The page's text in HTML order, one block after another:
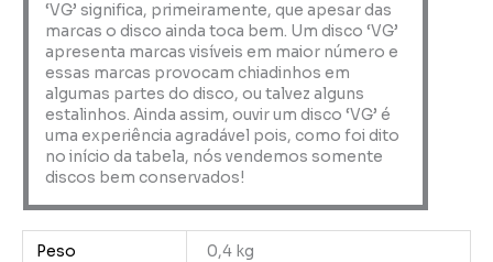
‘VG’ significa, primeiramente, que apesar das
marcas o disco ainda toca bem. Um disco ‘VG’
apresenta marcas visíveis em maior número e
essas marcas provocam chiadinhos em
algumas partes do disco, ou talvez alguns
estalinhos. Ainda assim, ouvir um disco ‘VG’ é
uma experiência agradável pois, como foi dito
no início da tabela, nós vendemos somente
discos bem conservados!
Peso 0,4 kg